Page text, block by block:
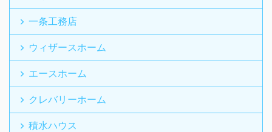
一条工務店
ウィザースホーム
エースホーム
クレバリーホーム
積水ハウス